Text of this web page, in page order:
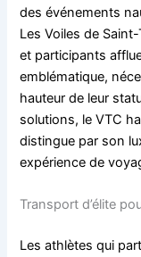
des événements
Les Voiles de
et participants
emblématique,
hauteur de leur
solutions, le VTC
distingue par son
expérience de
Transport d’élite
Les athlètes qui